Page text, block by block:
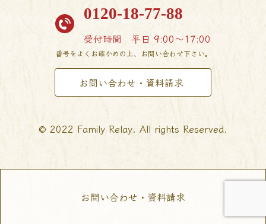
お問い合わせ・資料請求
0120-18-77-88
受付時間 平日 9:00〜17:00
番号をよくお確かめの上、お問い合わせ下さい。
お問い合わせ・資料請求
© 2022 Family Relay. All rights Reserved.